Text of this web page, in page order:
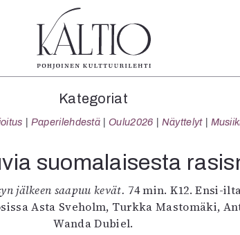
Lehdet
4/2026
1/2026
6/2025
5/2025 saame
5/2025
Lehtiarkisto
Kaltio
Kategoriat
Paperilehdestä Oulu2026 Näyttelyt
suomalaisesta
jälkeen saapuu kevät. 74 min. K12. Ensi-ilta
Asta Sveholm, Turkka Mastomäki,
Wanda Dubiel.